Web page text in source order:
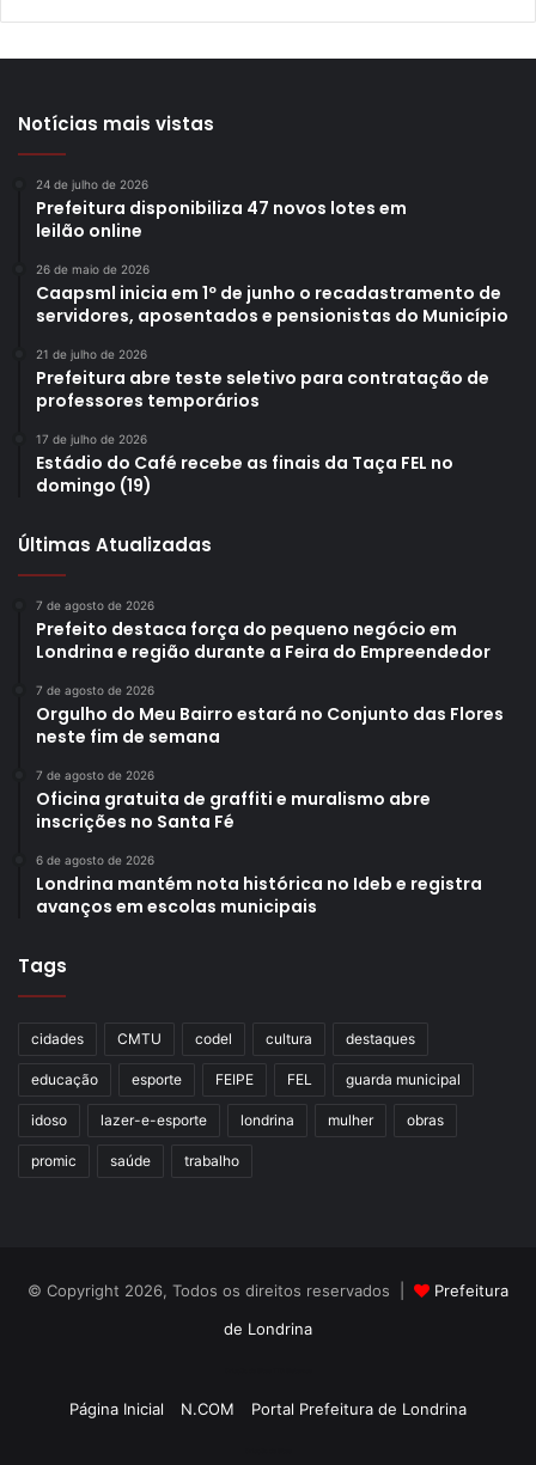
Notícias mais vistas
24 de julho de 2026
Prefeitura disponibiliza 47 novos lotes em
leilão online
26 de maio de 2026
Caapsml inicia em 1º de junho o recadastramento de
servidores, aposentados e pensionistas do Município
21 de julho de 2026
Prefeitura abre teste seletivo para contratação de
professores temporários
17 de julho de 2026
Estádio do Café recebe as finais da Taça FEL no
domingo (19)
Últimas Atualizadas
7 de agosto de 2026
Prefeito destaca força do pequeno negócio em
Londrina e região durante a Feira do Empreendedor
7 de agosto de 2026
Orgulho do Meu Bairro estará no Conjunto das Flores
neste fim de semana
7 de agosto de 2026
Oficina gratuita de graffiti e muralismo abre
inscrições no Santa Fé
6 de agosto de 2026
Londrina mantém nota histórica no Ideb e registra
avanços em escolas municipais
Tags
cidades CMTU codel cultura destaques
educação esporte FEIPE FEL guarda municipal
idoso lazer-e-esporte londrina mulher obras
promic saúde trabalho
© Copyright 2026, Todos os direitos reservados |
Prefeitura
de Londrina
Página Inicial N.COM Portal Prefeitura de Londrina